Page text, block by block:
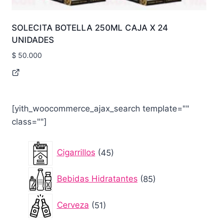
SOLECITA BOTELLA 250ML CAJA X 24
UNIDADES
$ 50.000
[yith_woocommerce_ajax_search template=""
class=""]
Cigarrillos 45
45
productos
Bebidas Hidratantes
85
85
productos
Cerveza
51
51
productos